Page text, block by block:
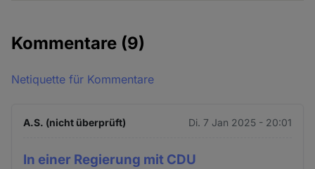
Kommentare (9)
Netiquette für Kommentare
A.S. (nicht überprüft) Di. 7 Jan 2025 - 20:01
In einer Regierung mit CDU